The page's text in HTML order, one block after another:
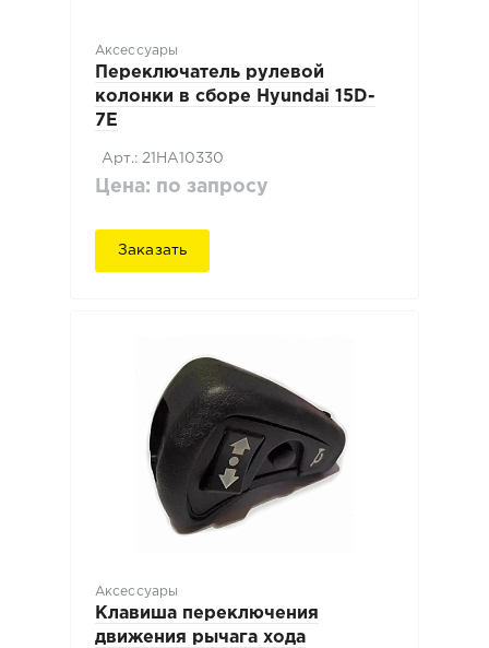
Аксессуары
Переключатель рулевой
колонки в сборе Hyundai 15D-
7E
Арт.: 21HA10330
Цена: по запросу
Заказать
Аксессуары
Клавиша переключения
движения рычага хода